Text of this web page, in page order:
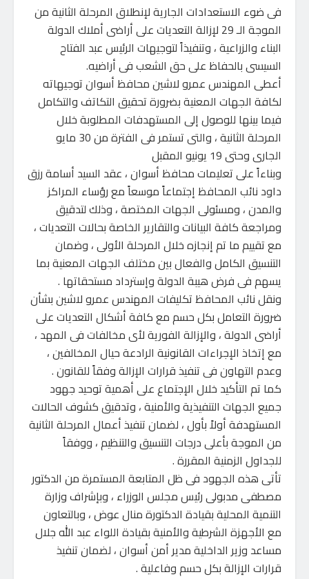
فى ضوء الاستعدادات الجارية لإنطلاق المرحلة الثانية من
الموجة الـ 29 لإزالة التعديات على أراضى أملاك الدولة
البناء والزراعية ، وتنفيذاً لتوجيهات الرئيس عبد الفتاح
السيسى بالحفاظ على حق الشعب فى أراضيه.
أعطى المهندس عمرو لاشين محافظ أسوان توجيهاته
لكافة الجهات المعنية بضرورة تحقيق التكاتف والتكامل
فيما بينها للوصول إلى المستهدفات المطلوبة خلال
المرحلة الثانية ، والتى تستمر فى الفترة من 30 مايو
الجارى وحتى 19 يونيو المقبل
وبناءاً على تعليمات محافظ أسوان ، عقد السيد أسامة رزق
داود نائب المحافظ إجتماعاً موسعاً مع رؤساء المراكز
والمدن ، ومسئولى الجهات المختصة ، وذلك لتدقيق
ومراجعة كافة البيانات والتقارير الخاصة بحالات التعديات ،
مع تقييم ما تم إنجازه خلال المرحلة الأولى ، وضمان
التنسيق الكامل والفعال بين مختلف الجهات المعنية بما
يسهم فى فرض هيبة الدولة وإسترداد مستحقاتها .
ونقل نائب المحافظ تكليفات المهندس عمرو لاشين بشأن
ضرورة التعامل بكل حسم مع كافة أشكال التعديات على
أراضى الدولة ، والإزالة الفورية لأى مخالفات فى المهد ،
مع إتخاذ الإجراءات القانونية الرادعة حيال المخالفين ،
وعدم التهاون فى تنفيذ قرارات الإزالة وفقاً للقانون .
كما تم التأكيد خلال الإجتماع على أهمية توحيد جهود
جميع الجهات التنفيذية والأمنية ، وتدقيق كشوف الحالات
المستهدفة أولاً بأول ، لضمان تنفيذ أعمال المرحلة الثانية
من الموجة بأعلى درجات التنسيق والتنظيم ، ووفقاً
للجداول الزمنية المقررة .
تأتى هذه الجهود فى ظل المتابعة المستمرة من الدكتور
مصطفى مدبولى رئيس مجلس الوزراء ، وبإشراف وزارة
التنمية المحلية بقيادة الدكتورة منال عوض ، وبالتعاون
مع الأجهزة الشرطية والأمنية بقيادة اللواء عبد الله جلال
مساعد وزير الداخلية مدير أمن أسوان ، لضمان تنفيذ
قرارات الإزالة بكل حسم وفاعلية .